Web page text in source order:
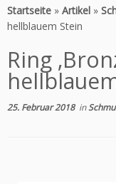
Inhalt
springen
Startseite » Artikel »
hellblauem Stein
Ring
25. Februar 2018in